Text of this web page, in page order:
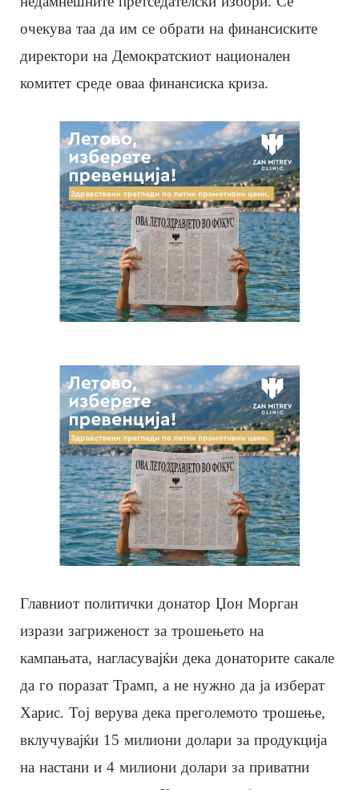
очекува таа да им се обрати на финансиските
директори на Демократскиот национален
комитет среде оваа финансиска криза.
Главниот политички донатор Џон Морган
изрази загриженост за трошењето на
кампањата, нагласувајќи дека донаторите сакале
да го поразат Трамп, а не нужно да ја изберат
Харис. Тој верува дека преголемото трошење,
вклучувајќи 15 милиони долари за продукција
на настани и 4 милиони долари за приватни